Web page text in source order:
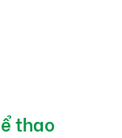
thao